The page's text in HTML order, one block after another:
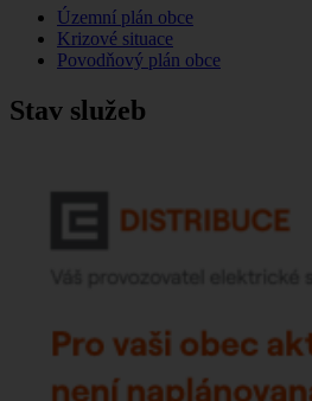
Územní plán obce
Krizové situace
Povodňový plán obce
Stav služeb